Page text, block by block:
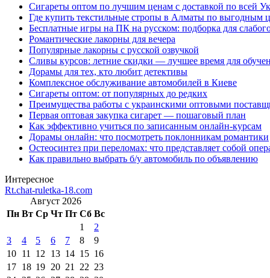
Сигареты оптом по лучшим ценам с доставкой по всей
Где купить текстильные стропы в Алматы по выгодным
Бесплатные игры на ПК на русском: подборка для
Романтические лакорны для вечера
Популярные лакорны с русской озвучкой
Сливы курсов: летние скидки — лучшее время для
Дорамы для тех, кто любит детективы
Комплексное обслуживание автомобилей в Киеве
Сигареты оптом: от популярных до редких
Преимущества работы с украинскими оптовыми
Первая оптовая закупка сигарет — пошаговый план
Как эффективно учиться по записанным онлайн-курсам
Дорамы онлайн: что посмотреть поклонникам романтики
Остеосинтез при переломах: что представляет собой
Как правильно выбрать б/у автомобиль по объявлению
Интересное
Rt.chat-ruletka-18.com
Август 2026
Пн Вт Ср Чт Пт Сб Вс
1
2
3
4 5 6 7 8
9
10 11 12 13 14 15 16
17 18 19 20 21 22 23